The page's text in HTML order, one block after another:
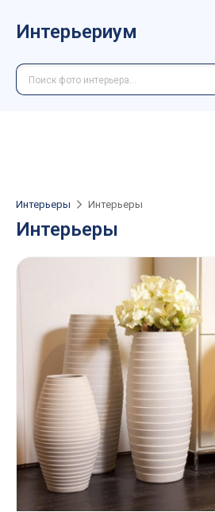
Интерьериум
Интерьеры Интерьеры
Интерьеры